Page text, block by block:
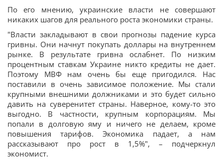
По его мнению, украинские власти не совершают
никаких шагов для реального роста экономики страны.
"Власти закладывают в свои прогнозы падение курса
гривны. Они начнут покупать доллары на внутреннем
рынке. В результате гривна ослабнет. По низким
процентным ставкам Украине никто кредиты не дает.
Поэтому МВФ нам очень бы еще пригодился. Нас
поставили в очень зависимое положение. Мы стали
крупными внешними должниками и это будет сильно
давить на суверенитет страны. Наверное, кому-то это
выгодно. В частности, крупным корпорациям. Мы
попали в долговую яму и ничего не делаем, кроме
повышения тарифов. Экономика падает, а нам
рассказывают про рост в 1,5%", – подчеркнул
экономист.